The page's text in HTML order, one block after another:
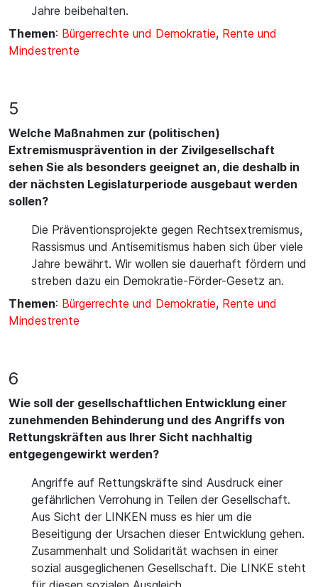
Jahre beibehalten.
Themen: Bürgerrechte und Demokratie, Rente und
Mindestrente
5
Welche Maßnahmen zur (politischen)
Extremismusprävention in der Zivilgesellschaft
sehen Sie als besonders geeignet an, die deshalb in
der nächsten Legislaturperiode ausgebaut werden
sollen?
Die Präventionsprojekte gegen Rechtsextremismus,
Rassismus und Antisemitismus haben sich über viele
Jahre bewährt. Wir wollen sie dauerhaft fördern und
streben dazu ein Demokratie-Förder-Gesetz an.
Themen: Bürgerrechte und Demokratie, Rente und
Mindestrente
6
Wie soll der gesellschaftlichen Entwicklung einer
zunehmenden Behinderung und des Angriffs von
Rettungskräften aus Ihrer Sicht nachhaltig
entgegengewirkt werden?
Angriffe auf Rettungskräfte sind Ausdruck einer
gefährlichen Verrohung in Teilen der Gesellschaft.
Aus Sicht der LINKEN muss es hier um die
Beseitigung der Ursachen dieser Entwicklung gehen.
Zusammenhalt und Solidarität wachsen in einer
sozial ausgeglichenen Gesellschaft. Die LINKE steht